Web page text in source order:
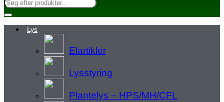
Lys
Elartikler
Lysstyring
Plantelys – HPS/MH/CFL